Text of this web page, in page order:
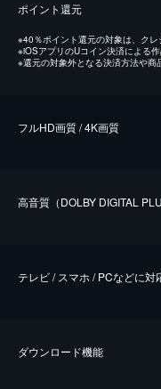
ポイント還元
※40％ポイント還元の対象は、クレ
※iOSアプリのUコイン決済による
※還元の対象外となる決済方法や商
フルHD画質 / 4K画質
⾼⾳質（DOLBY DIGITAL
テレビ / スマホ / PCなどに対
ダウンロード機能